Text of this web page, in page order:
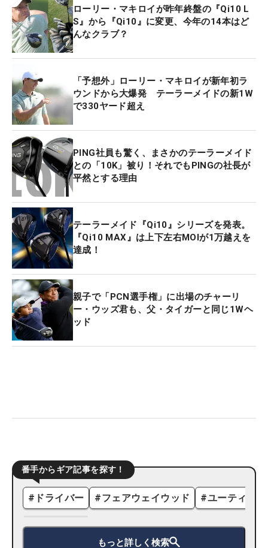
ローリー・マキロイが昨年終盤の『Qi10 L
S』から『Qi10』に変更、今年の14本はど
んなクラブ？
「予想外」ローリー・マキロイが新年初ラ
ウンドから大爆発 テーラーメイドの新1W
で330ヤード超え
PING社員も驚く、まさかのテーラーメイド
との「10K」被り！それでもPINGの社長が
平然とする理由
テーラーメイド『Qi10』シリーズを発表。
『Qi10 MAX』は上下左右MOIが1万越えを
達成！
親子で「PCN選手権」に出場のチャーリ
ー・ウッズ君も、父・タイガーと同じ1Wヘ
ッド
番手からギア記事を探す！
# ドライバー #フェアウェイウッド #ユーティリ
もっと詳しく検索